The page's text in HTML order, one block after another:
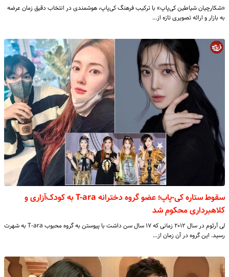
«شکارچیان شیاطین کی‌پاپ» با ترکیب فرهنگ کی‌پاپ، هوشمندی در انتخاب دقیق زمان عرضه
به بازار و ارائه تصویری تازه از…
سقوط ستاره کی‌-پاپ؛ عضو گروه دخترانه T-ara به کودک‌آزاری و
کلاهبرداری محکوم شد
لی آرئوم در سال ۲۰۱۲ زمانی که ۱۷ سال سن داشت با پیوستن به گروه محبوب T-ara به شهرت
رسید. این گروه در آن زمان از…